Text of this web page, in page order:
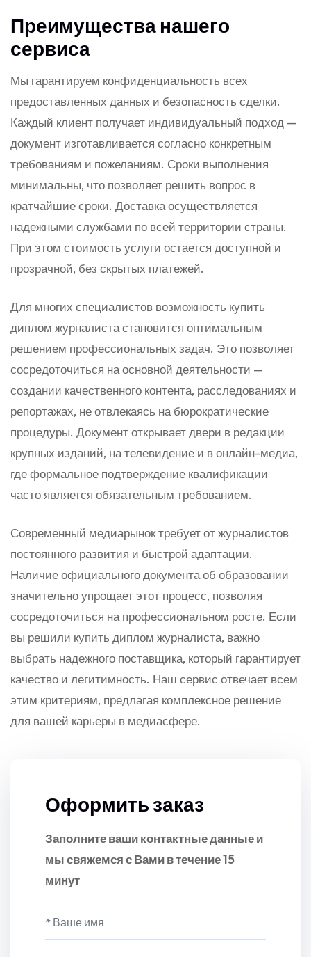
Преимущества нашего
сервиса
Мы гарантируем конфиденциальность всех
предоставленных данных и безопасность сделки.
Каждый клиент получает индивидуальный подход —
документ изготавливается согласно конкретным
требованиям и пожеланиям. Сроки выполнения
минимальны, что позволяет решить вопрос в
кратчайшие сроки. Доставка осуществляется
надежными службами по всей территории страны.
При этом стоимость услуги остается доступной и
прозрачной, без скрытых платежей.
Для многих специалистов возможность купить
диплом журналиста становится оптимальным
решением профессиональных задач. Это позволяет
сосредоточиться на основной деятельности —
создании качественного контента, расследованиях и
репортажах, не отвлекаясь на бюрократические
процедуры. Документ открывает двери в редакции
крупных изданий, на телевидение и в онлайн-медиа,
где формальное подтверждение квалификации
часто является обязательным требованием.
Современный медиарынок требует от журналистов
постоянного развития и быстрой адаптации.
Наличие официального документа об образовании
значительно упрощает этот процесс, позволяя
сосредоточиться на профессиональном росте. Если
вы решили купить диплом журналиста, важно
выбрать надежного поставщика, который гарантирует
качество и легитимность. Наш сервис отвечает всем
этим критериям, предлагая комплексное решение
для вашей карьеры в медиасфере.
Оформить заказ
Заполните ваши контактные данные и
мы свяжемся с Вами в течение 15
минут